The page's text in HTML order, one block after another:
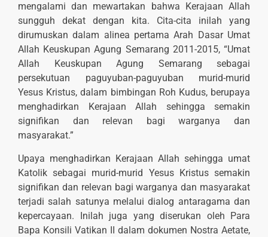
mengalami dan mewartakan bahwa Kerajaan Allah
sungguh dekat dengan kita. Cita-cita inilah yang
dirumuskan dalam alinea pertama Arah Dasar Umat
Allah Keuskupan Agung Semarang 2011-2015, “Umat
Allah Keuskupan Agung Semarang sebagai
persekutuan paguyuban-paguyuban murid-murid
Yesus Kristus, dalam bimbingan Roh Kudus, berupaya
menghadirkan Kerajaan Allah sehingga semakin
signifikan dan relevan bagi warganya dan
masyarakat.”
Upaya menghadirkan Kerajaan Allah sehingga umat
Katolik sebagai murid-murid Yesus Kristus semakin
signifikan dan relevan bagi warganya dan masyarakat
terjadi salah satunya melalui dialog antaragama dan
kepercayaan. Inilah juga yang diserukan oleh Para
Bapa Konsili Vatikan II dalam dokumen Nostra Aetate,